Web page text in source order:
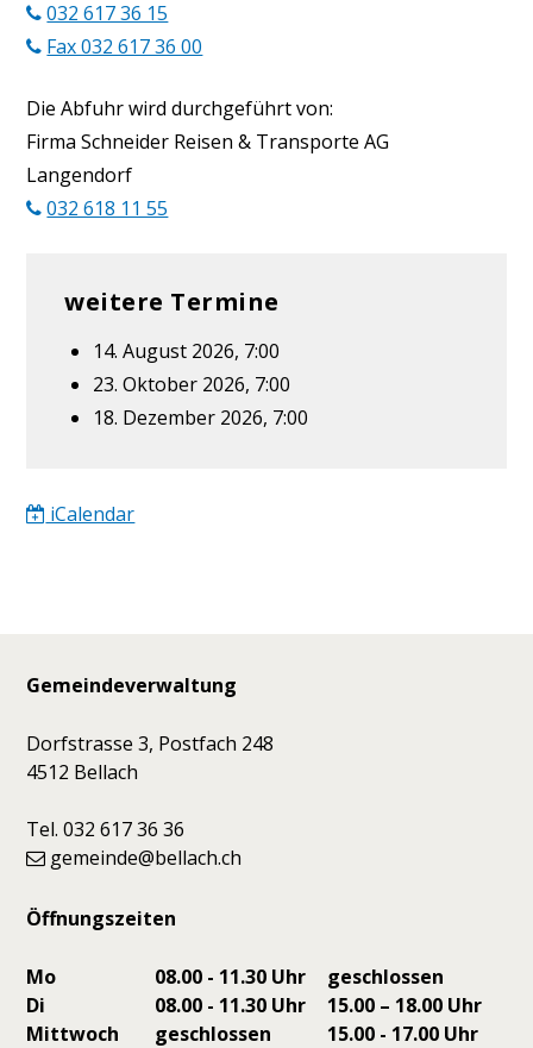
032 617 36 15
Fax 032 617 36 00
Die Abfuhr wird durchgeführt von:
Firma Schneider Reisen & Transporte AG
Langendorf
032 618 11 55
weitere Termine
14. August 2026, 7:00
23. Oktober 2026, 7:00
18. Dezember 2026, 7:00
iCalendar
Footer
Gemeindeverwaltung
Dorfstrasse 3, Postfach 248
4512 Bellach
Tel. 032 617 36 36
gemeinde@bellach.ch
Öffnungszeiten
Mo 08.00 - 11.30 Uhr
geschlossen
Di
08.00 - 11.30 Uhr
15.00 – 18.00 Uhr
Mittwoch
geschlossen 15.00 - 17.00 Uhr